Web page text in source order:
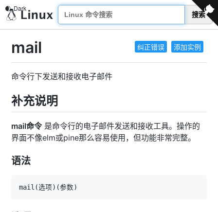
搜索
纠正错误 添加实例
mail
命令行下发送和接收电子邮件
补充说明
mail命令是命令行的电子邮件发送和接收工具。操作的
界面不像elm或pine那么容易使用，但功能非常完整。
语法
mail (选项) (参数)